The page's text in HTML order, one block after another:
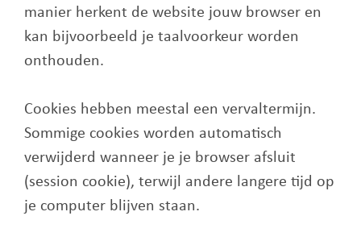
manier herkent de website jouw browser en
kan bijvoorbeeld je taalvoorkeur worden
onthouden.
Cookies hebben meestal een vervaltermijn.
Sommige cookies worden automatisch
verwijderd wanneer je je browser afsluit
(session cookie), terwijl andere langere tijd op
je computer blijven staan.